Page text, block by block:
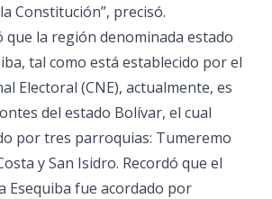
Constitución”, precisó.
que la región denominada estado
tal como está establecido por el
Electoral (CNE), actualmente, es
del estado Bolívar, el cual
por tres parroquias: Tumeremo
y San Isidro. Recordó que el
Esequiba fue acordado por